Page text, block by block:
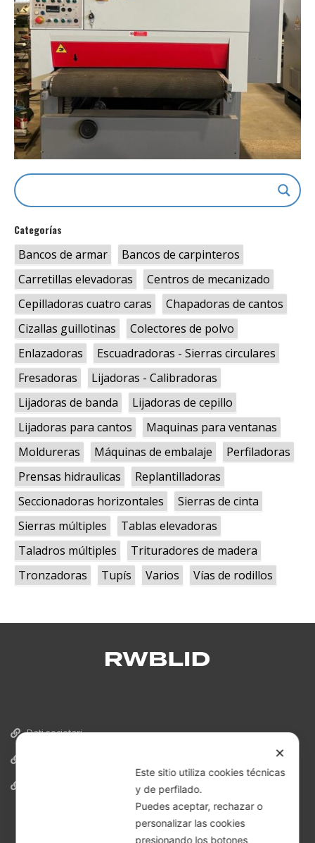
Categorías
Bancos de armar
Bancos de carpinteros
Carretillas elevadoras
Centros de mecanizado
Cepilladoras cuatro caras
Chapadoras de cantos
Cizallas guillotinas
Colectores de polvo
Enlazadoras
Escuadradoras - Sierras circulares
Fresadoras
Lijadoras - Calibradoras
Lijadoras de banda
Lijadoras de cepillo
Lijadoras para cantos
Maquinas para ventanas
Moldureras
Máquinas de embalaje
Perfiladoras
Prensas hidraulicas
Replantilladoras
Seccionadoras horizontales
Sierras de cinta
Sierras múltiples
Tablas elevadoras
Taladros múltiples
Trituradores de madera
Tronzadoras
Tupís Varios Vías de rodillos
Dati societari
✕
Este sitio utiliza cookies técnicas
y de perfilado.
Puedes aceptar, rechazar o
personalizar las cookies
presionando los botones